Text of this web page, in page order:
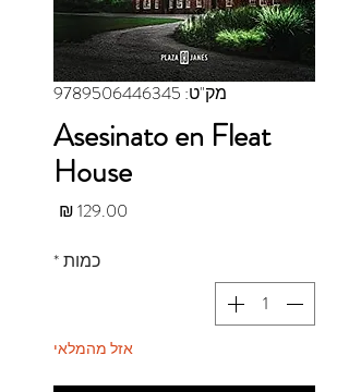
מק"ט: 9789506446345
Asesinato en Fleat
House
כמות*
אזל מהמלאי